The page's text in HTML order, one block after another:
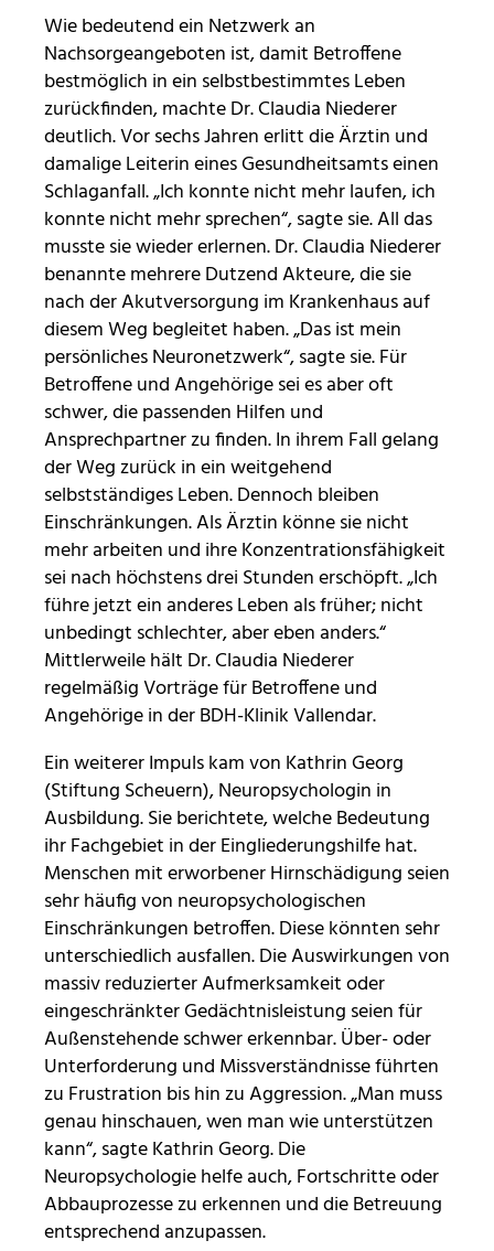
Wie bedeutend ein Netzwerk an
Nachsorgeangeboten ist, damit Betroffene
bestmöglich in ein selbstbestimmtes Leben
zurückfinden, machte Dr. Claudia Niederer
deutlich. Vor sechs Jahren erlitt die Ärztin und
damalige Leiterin eines Gesundheitsamts einen
Schlaganfall. „Ich konnte nicht mehr laufen, ich
konnte nicht mehr sprechen“, sagte sie. All das
musste sie wieder erlernen. Dr. Claudia Niederer
benannte mehrere Dutzend Akteure, die sie
nach der Akutversorgung im Krankenhaus auf
diesem Weg begleitet haben. „Das ist mein
persönliches Neuronetzwerk“, sagte sie. Für
Betroffene und Angehörige sei es aber oft
schwer, die passenden Hilfen und
Ansprechpartner zu finden. In ihrem Fall gelang
der Weg zurück in ein weitgehend
selbstständiges Leben. Dennoch bleiben
Einschränkungen. Als Ärztin könne sie nicht
mehr arbeiten und ihre Konzentrationsfähigkeit
sei nach höchstens drei Stunden erschöpft. „Ich
führe jetzt ein anderes Leben als früher; nicht
unbedingt schlechter, aber eben anders.“
Mittlerweile hält Dr. Claudia Niederer
regelmäßig Vorträge für Betroffene und
Angehörige in der BDH-Klinik Vallendar.
Ein weiterer Impuls kam von Kathrin Georg
(Stiftung Scheuern), Neuropsychologin in
Ausbildung. Sie berichtete, welche Bedeutung
ihr Fachgebiet in der Eingliederungshilfe hat.
Menschen mit erworbener Hirnschädigung seien
sehr häufig von neuropsychologischen
Einschränkungen betroffen. Diese könnten sehr
unterschiedlich ausfallen. Die Auswirkungen von
massiv reduzierter Aufmerksamkeit oder
eingeschränkter Gedächtnisleistung seien für
Außenstehende schwer erkennbar. Über- oder
Unterforderung und Missverständnisse führten
zu Frustration bis hin zu Aggression. „Man muss
genau hinschauen, wen man wie unterstützen
kann“, sagte Kathrin Georg. Die
Neuropsychologie helfe auch, Fortschritte oder
Abbauprozesse zu erkennen und die Betreuung
entsprechend anzupassen.